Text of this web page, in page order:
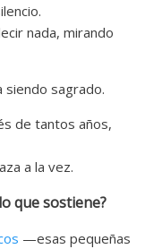
nada, mirando
siendo sagrado.
de tantos años,
a la vez.
que sostiene?
—esas pequeñas